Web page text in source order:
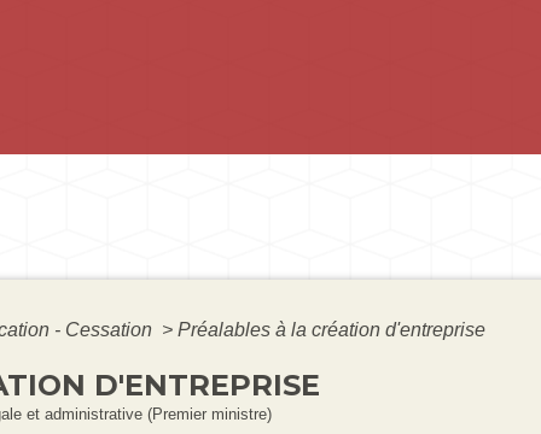
- Cessation > Préalables à la création d'entreprise
D'ENTREPRISE
et administrative (Premier ministre)